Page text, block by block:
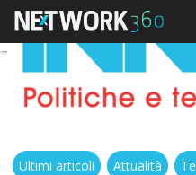
Ultimi articoli Attualità